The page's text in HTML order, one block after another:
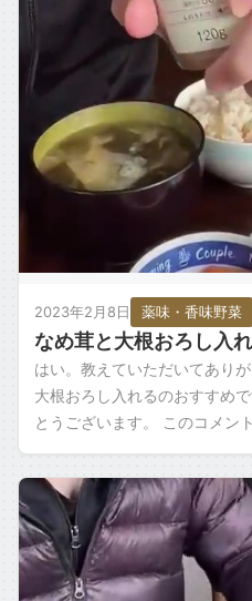
2023年2月8日 薬味・香味野菜
なめ茸と大根おろし入
はい。教えていただいてあり
大根おろし入れるのおすすめ
とうございます。 このコメン